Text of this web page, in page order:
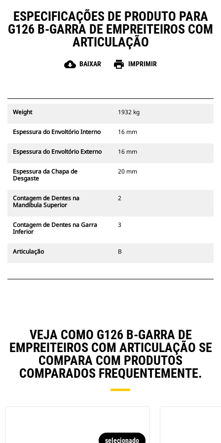
movimentação e classificação de
materiais, carregamento e
descarregamento de rochas,
sucata, tubos, materiais residuais
ESPECIFICAÇÕES DE PRODUTO PARA
G126 B-GARRA DE EMPREITEIROS COM
ARTICULAÇÃO
cloud_download BAIXAR print IMPRIMIR
Weight 1932 kg
Espessura do Envoltório Interno 16 mm
Espessura do Envoltório Externo 16 mm
Espessura da Chapa de
Desgaste
20 mm
Contagem de Dentes na
Mandíbula Superior
2
Contagem de Dentes na Garra
Inferior
3
Articulação B
VEJA COMO G126 B-GARRA DE
EMPREITEIROS COM ARTICULAÇÃO SE
COMPARA COM PRODUTOS
COMPARADOS FREQUENTEMENTE.
selecionado